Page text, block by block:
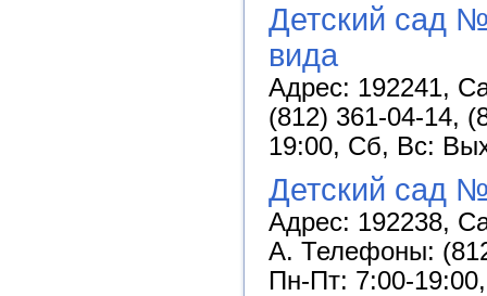
Детский сад
вида
Адрес: 192241,
(812) 361-04-14,
19:00, Сб, Вс:
Детский сад
Адрес: 192238,
А. Телефоны:
Пн-Пт: 7:00-